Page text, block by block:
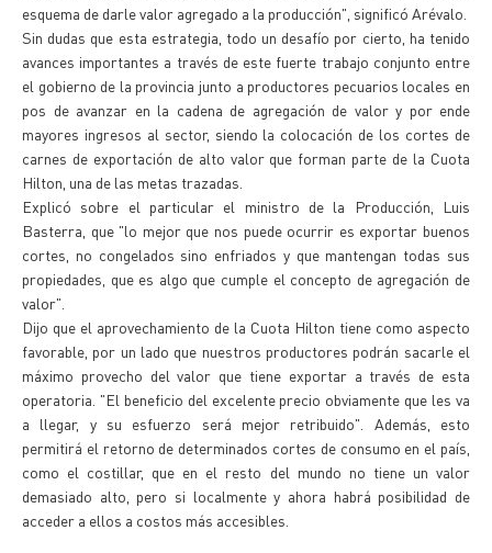
esquema de darle valor agregado a la producción", significó Arévalo.
Sin dudas que esta estrategia, todo un desafío por cierto, ha tenido
avances importantes a través de este fuerte trabajo conjunto entre
el gobierno de la provincia junto a productores pecuarios locales en
pos de avanzar en la cadena de agregación de valor y por ende
mayores ingresos al sector, siendo la colocación de los cortes de
carnes de exportación de alto valor que forman parte de la Cuota
Hilton, una de las metas trazadas.
Explicó sobre el particular el ministro de la Producción, Luis
Basterra, que "lo mejor que nos puede ocurrir es exportar buenos
cortes, no congelados sino enfriados y que mantengan todas sus
propiedades, que es algo que cumple el concepto de agregación de
valor".
Dijo que el aprovechamiento de la Cuota Hilton tiene como aspecto
favorable, por un lado que nuestros productores podrán sacarle el
máximo provecho del valor que tiene exportar a través de esta
operatoria. "El beneficio del excelente precio obviamente que les va
a llegar, y su esfuerzo será mejor retribuido". Además, esto
permitirá el retorno de determinados cortes de consumo en el país,
como el costillar, que en el resto del mundo no tiene un valor
demasiado alto, pero si localmente y ahora habrá posibilidad de
acceder a ellos a costos más accesibles.